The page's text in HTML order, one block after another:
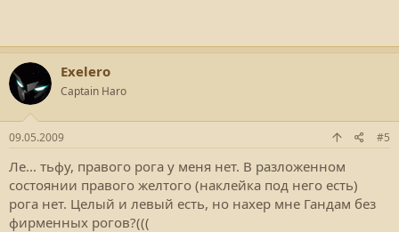
Exelero
Captain Haro
09.05.2009 #5
Ле... тьфу, правого рога у меня нет. В разложенном
состоянии правого желтого (наклейка под него есть)
рога нет. Целый и левый есть, но нахер мне Гандам без
фирменных рогов?(((